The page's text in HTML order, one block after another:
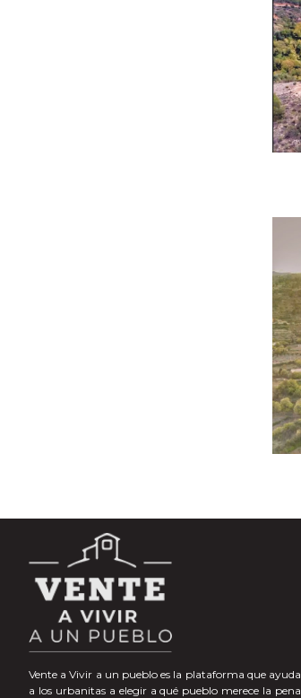
Vente a Vivir a un pueblo es la plataforma que ayuda
a los urbanitas a elegir a qué pueblo merece la pena